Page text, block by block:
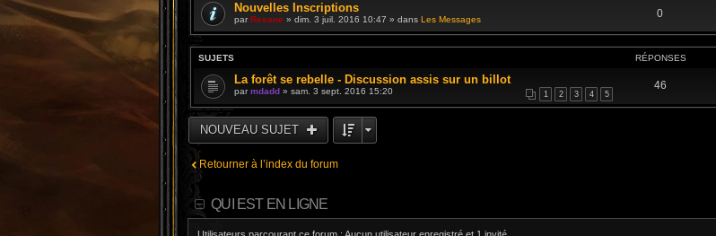
Nouvelles Inscriptions
parResane » dim. 3 juil. 2016 10:47 » dans Les Messages 0
SUJETS RÉPONSES
La forêt se rebelle - Discussion assis sur un billot
1 2 3 4 5
parmdadd » sam. 3 sept. 2016 15:20 46
NOUVEAU SUJET
Retourner à l’index du forum
QUI EST EN LIGNE